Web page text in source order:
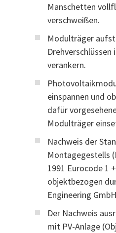
Manschetten
verschweißen.
Modulträger
verankern.
einspannen und
dafür
Modulträger
Nachweis der
Montagegestells
1991 Eurocode 1
objektbezogen
Engineering
Der Nachweis
mit PV-Anlage